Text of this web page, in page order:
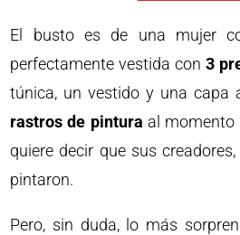
El busto es de una mujer
perfectamente vestida con 3
túnica, un vestido y una capa
rastros de pintura al momento
quiere decir que sus
pintaron.
Pero, sin duda, lo más